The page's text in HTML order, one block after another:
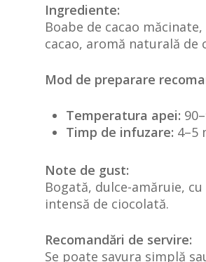
Ingrediente:
Boabe de cacao
cacao, aromă naturală de
Mod de preparare
Temperatura apei:
Timp de infuzare: 4–5
Note de gust:
Bogată, dulce-amăruie,
intensă de ciocolată.
Recomandări de servire:
Se poate savura simplă